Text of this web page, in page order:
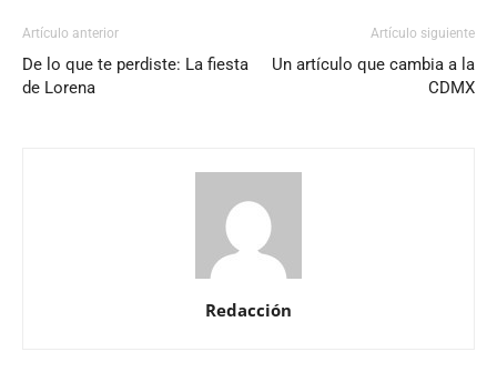
Artículo anterior
De lo que te perdiste: La fiesta
de Lorena
Artículo siguiente
Un artículo que cambia a la
CDMX
Redacción